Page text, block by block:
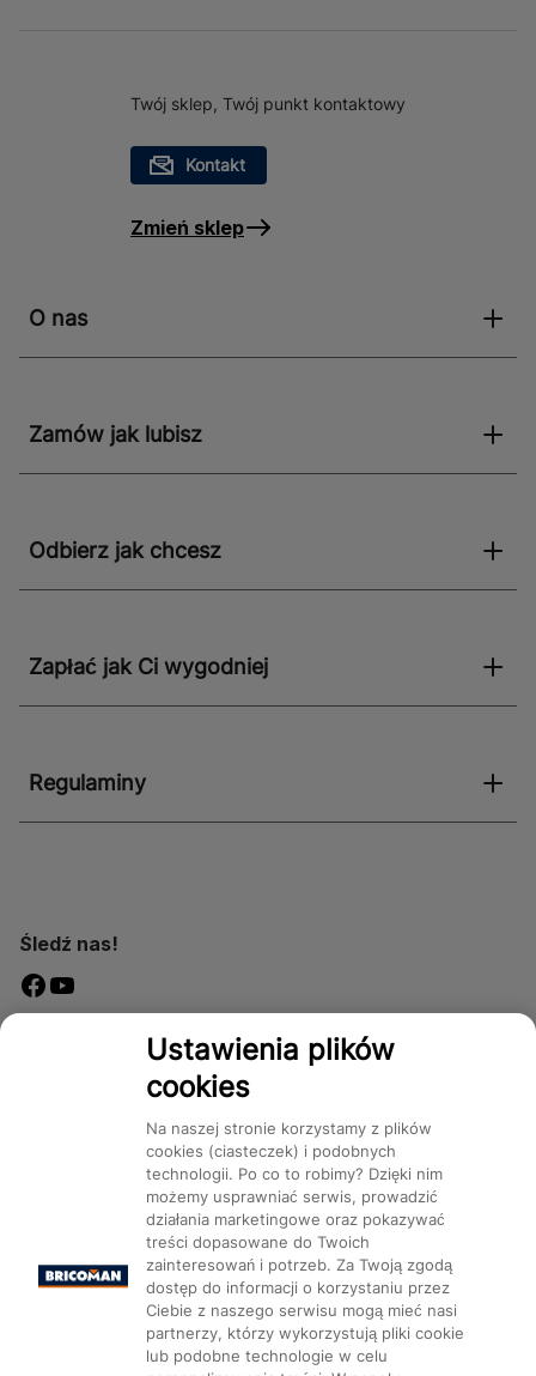
Twój sklep, Twój punkt kontaktowy
Kontakt
Zmień sklep
O nas
Zamów jak lubisz
Odbierz jak chcesz
Zapłać jak Ci wygodniej
Regulaminy
Śledź nas!
Dostępność
Kategorie Produkty Marki CMS
Ustawienia plików cookie
Ustawienia plików
cookies
Na naszej stronie korzystamy z plików
cookies (ciasteczek) i podobnych
technologii. Po co to robimy? Dzięki nim
możemy usprawniać serwis, prowadzić
działania marketingowe oraz pokazywać
treści dopasowane do Twoich
zainteresowań i potrzeb. Za Twoją zgodą
dostęp do informacji o korzystaniu przez
Ciebie z naszego serwisu mogą mieć nasi
partnerzy, którzy wykorzystują pliki cookie
lub podobne technologie w celu